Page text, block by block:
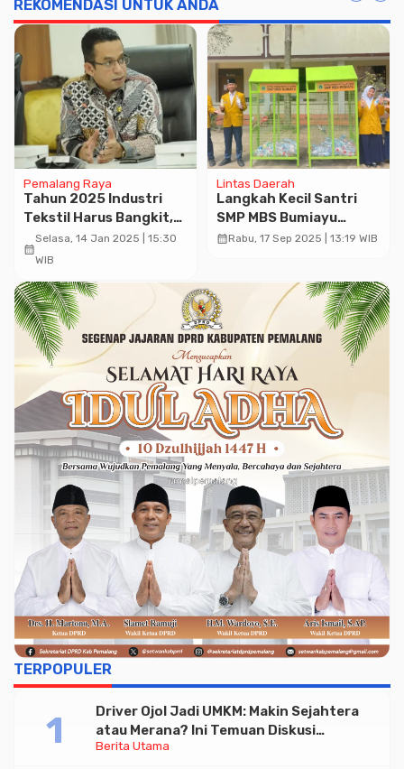
Advertisment
REKOMENDASI UNTUK ANDA
Pemalang Raya
Tahun 2025 Industri
Tekstil Harus Bangkit,
Rizal Bawazier :
Pengusaha Tetap
akan Cari Solusinya
calendar_month
Selasa, 14 Jan 2025 | 15:30
WIB
Lintas Daerah
Langkah Kecil Santri
SMP MBS Bumiayu
Brebes untuk Bumi yang
calendar_monthRabu, 17 Sep 2025 | 13:19 WIB
TERPOPULER
Berita Utama
Driver Ojol Jadi UMKM: Makin Sejahtera
atau Merana? Ini Temuan Diskusi
Paramadina